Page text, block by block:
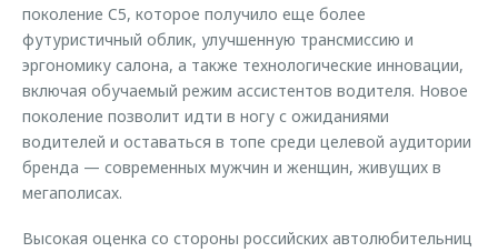
поколение C5, которое получило еще более
футуристичный облик, улучшенную трансмиссию и
эргономику салона, а также технологические инновации,
включая обучаемый режим ассистентов водителя. Новое
поколение позволит идти в ногу с ожиданиями
водителей и оставаться в топе среди целевой аудитории
бренда — современных мужчин и женщин, живущих в
мегаполисах.
Высокая оценка со стороны российских автолюбительниц